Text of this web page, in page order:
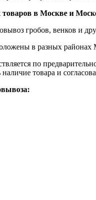
в Москве и
гробов, венков и
в разных районах
по
товара и